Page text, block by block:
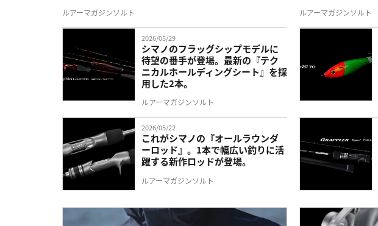
ルアーマガジンソルト ルアーマガジンソルト
2026/05/29
シマノのフラッグシップモデルに
待望の番手が登場。最新の『テク
ニカルホールディングシート』を採
用した2本。
ルアーマガジンソルト
2026/05/22
これがシマノの『オールラウンダ
ーロッド』。1本で幅広い釣りに活
躍する新作ロッドが登場。
ルアーマガジンソルト